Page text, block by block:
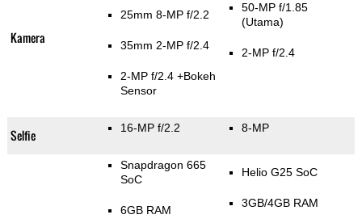
Kamera
25mm 8-MP f/2.2
35mm 2-MP f/2.4
2-MP f/2.4 +Bokeh
Sensor
50-MP f/1.85
(Utama)
2-MP f/2.4
Selfie 16-MP f/2.2 8-MP
Snapdragon 665
SoC
6GB RAM
Helio G25 SoC
3GB/4GB RAM